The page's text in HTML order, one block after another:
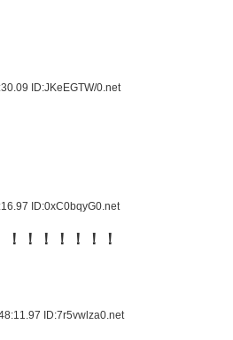
ID:JKeEGTW/0.net
ID:0xC0bqyG0.net
！！！！！！
ID:7r5vwlza0.net